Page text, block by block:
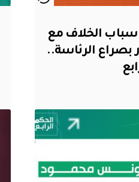
الخلاف مع
بصراع الرئاسة..